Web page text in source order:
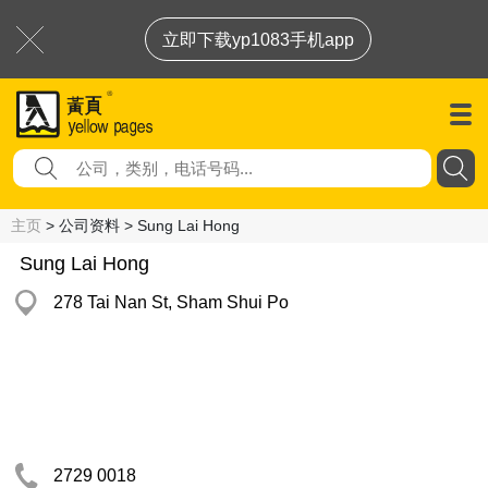
立即下载yp1083手机app
主页 > 公司资料 > Sung Lai Hong
Sung Lai Hong
278 Tai Nan St, Sham Shui Po
2729 0018